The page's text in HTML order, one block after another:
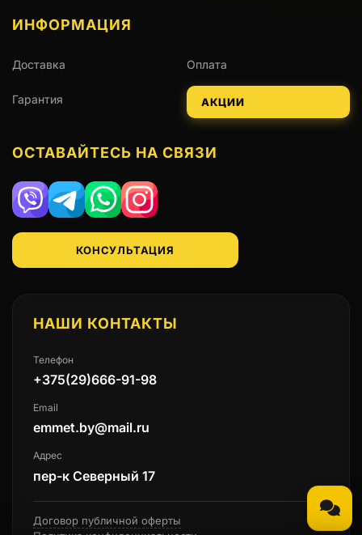
ИНФОРМАЦИЯ
Доставка Оплата
Гарантия АКЦИИ
ОСТАВАЙТЕСЬ НА СВЯЗИ
Viber TelegramWhatsAppInstagram
КОНСУЛЬТАЦИЯ
НАШИ КОНТАКТЫ
Телефон
+375(29)666-91-98
Email
emmet.by@mail.ru
Адрес
пер-к Северный 17
Договор публичной оферты